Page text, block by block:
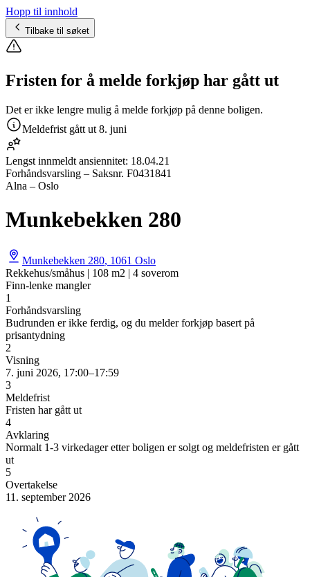
Hopp til innhold
Tilbake til søket
Fristen for å melde forkjøp har gått ut
Det er ikke lengre mulig å melde forkjøp på denne boligen.
Meldefrist gått ut 8. juni
Lengst innmeldt ansiennitet: 18.04.21
Forhåndsvarsling – Saksnr. F0431841
Alna – Oslo
Munkebekken 280
Munkebekken 280, 1061 Oslo
Rekkehus/småhus | 108 m2 | 4 soverom
Finn-lenke mangler
1
Forhåndsvarsling
Budrunden er ikke ferdig, og du melder forkjøp basert på
prisantydning
2
Visning
7. juni 2026, 17:00–17:59
3
Meldefrist
Fristen har gått ut
4
Avklaring
Normalt 1-3 virkedager etter boligen er solgt og meldefristen er gått
ut
5
Overtakelse
11. september 2026